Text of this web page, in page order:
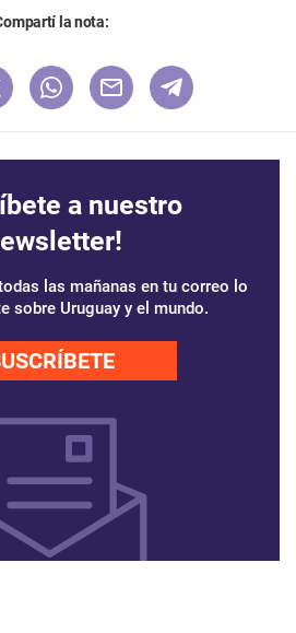
la nota:
a nuestro
las mañanas en tu correo lo
sobre Uruguay y el mundo.